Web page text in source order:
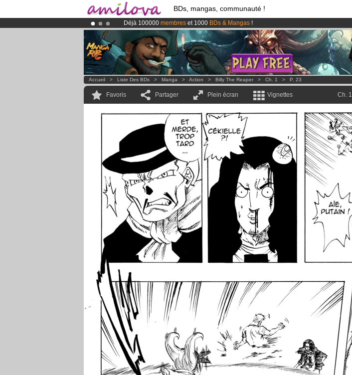
BDs, mangas, communauté !
Déjà 100000 membres et 1000 BDs & Mangas !
Abonnement premium: à partir de3.95 eurospar mois !Clique ici pour t'abonner
LeKickstarter Amilova est désormais lancé
Accueil > Liste Des BDs > Manga > Action > Billy The Reaper > Ch. 1 > P. 23
Favoris Partager Plein écran Vignettes Ch. 1